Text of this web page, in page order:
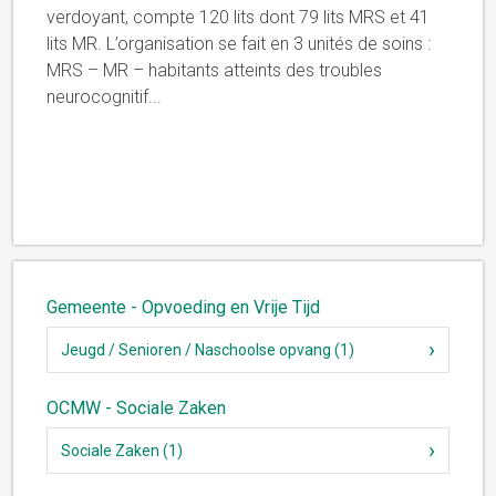
Gemeente - Opvoeding en Vrije Tijd
Jeugd / Senioren / Naschoolse opvang (1)
OCMW - Sociale Zaken
Sociale Zaken (1)
verdoyant, compte 120 lits dont 79 lits MRS et 41
lits MR. L’organisation se fait en 3 unités de soins :
MRS – MR – habitants atteints des troubles
neurocognitif...